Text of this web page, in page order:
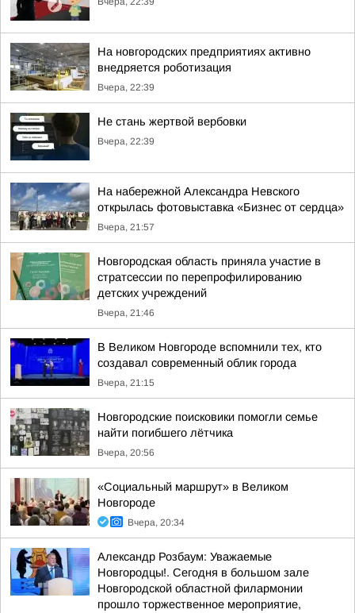
На новгородских предприятиях активно
внедряется роботизация
Вчера, 22:39
Не стань жертвой вербовки
Вчера, 22:39
На набережной Александра Невского
открылась фотовыставка «Бизнес от сердца»
Вчера, 21:57
Новгородская область приняла участие в
стратсессии по перепрофилированию
детских учреждений
Вчера, 21:46
В Великом Новгороде вспомнили тех, кто
создавал современный облик города
Вчера, 21:15
Новгородские поисковики помогли семье
найти погибшего лётчика
Вчера, 20:56
«Социальный маршрут» в Великом
Новгороде
Вчера, 20:34
Александр Розбаум: Уважаемые
Новгородцы!. Сегодня в большом зале
Новгородской областной филармонии
прошло торжественное мероприятие,